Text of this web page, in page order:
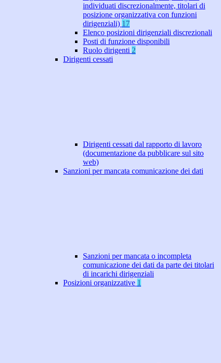
individuati discrezionalmente, titolari di
posizione organizzativa con funzioni
dirigenziali) 17
Elenco posizioni dirigenziali discrezionali
Posti di funzione disponibili
Ruolo dirigenti 2
Dirigenti cessati
Dirigenti cessati dal rapporto di lavoro
(documentazione da pubblicare sul sito
web)
Sanzioni per mancata comunicazione dei dati
Sanzioni per mancata o incompleta
comunicazione dei dati da parte dei titolari
di incarichi dirigenziali
Posizioni organizzative 1